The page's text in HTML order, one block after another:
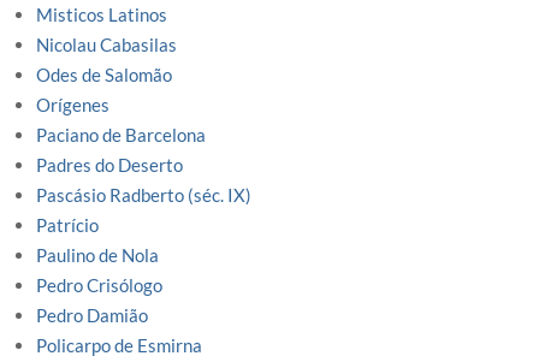
Misticos Latinos
Nicolau Cabasilas
Odes de Salomão
Orígenes
Paciano de Barcelona
Padres do Deserto
Pascásio Radberto (séc. IX)
Patrício
Paulino de Nola
Pedro Crisólogo
Pedro Damião
Policarpo de Esmirna